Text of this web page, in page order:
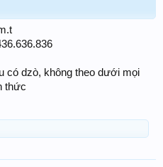
có dzò, không theo dưới mọi
thức​